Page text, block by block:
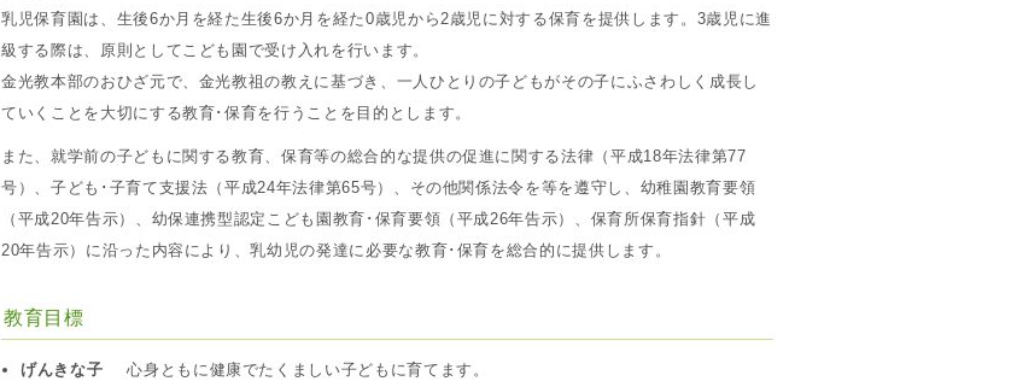
乳児保育園は、生後6か月を経た生後6か月を経た0歳児から2歳児に対する保育を提供します。3歳児に進
級する際は、原則としてこども園で受け入れを行います。
金光教本部のおひざ元で、金光教祖の教えに基づき、一人ひとりの子どもがその子にふさわしく成長し
ていくことを大切にする教育･保育を行うことを目的とします。
また、就学前の子どもに関する教育、保育等の総合的な提供の促進に関する法律（平成18年法律第77
号）、子ども･子育て支援法（平成24年法律第65号）、その他関係法令を等を遵守し、幼稚園教育要領
（平成20年告示）、幼保連携型認定こども園教育･保育要領（平成26年告示）、保育所保育指針（平成
20年告示）に沿った内容により、乳幼児の発達に必要な教育･保育を総合的に提供します。
教育目標
げんきな子 心身ともに健康でたくましい子どもに育てます。